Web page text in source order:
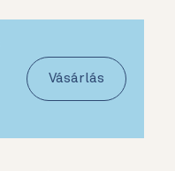
Vásárlás